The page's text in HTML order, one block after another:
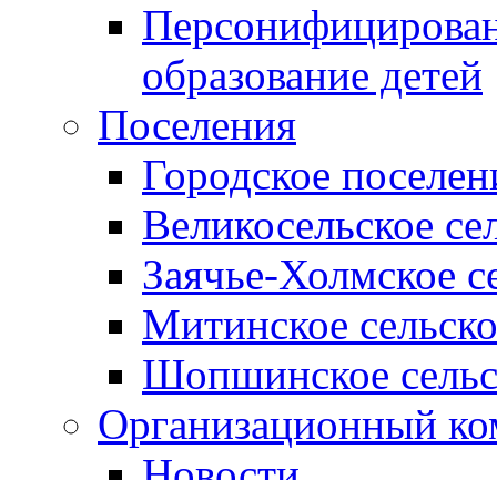
образование детей
Поселения
Городское
Великосельское
Заячье-Холмское
Митинское
Шопшинское
Организационный